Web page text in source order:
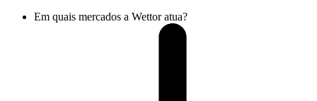
Em quais mercados a Wettor atua?